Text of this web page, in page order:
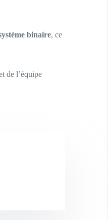
binaire, ce
de l’équipe